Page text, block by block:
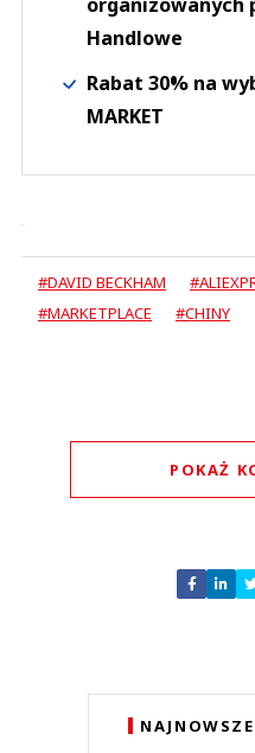
Handlowe
Rabat 30% na
MARKET
#DAVID BECKHAM
#MARKETPLACE
#CHINY
POKAŻ
Nie
Zostaw